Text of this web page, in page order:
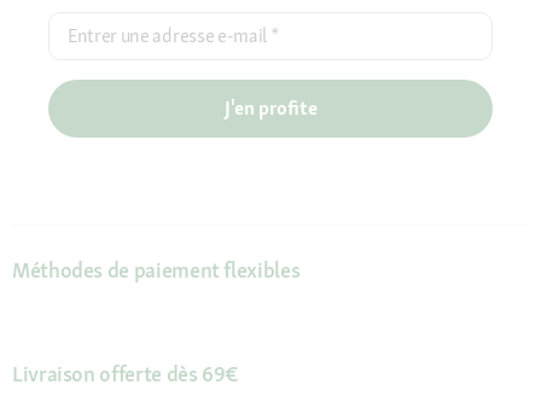
Entrer une adresse e-mail *
J'en profite
Méthodes de paiement flexibles
Livraison offerte dès 69€